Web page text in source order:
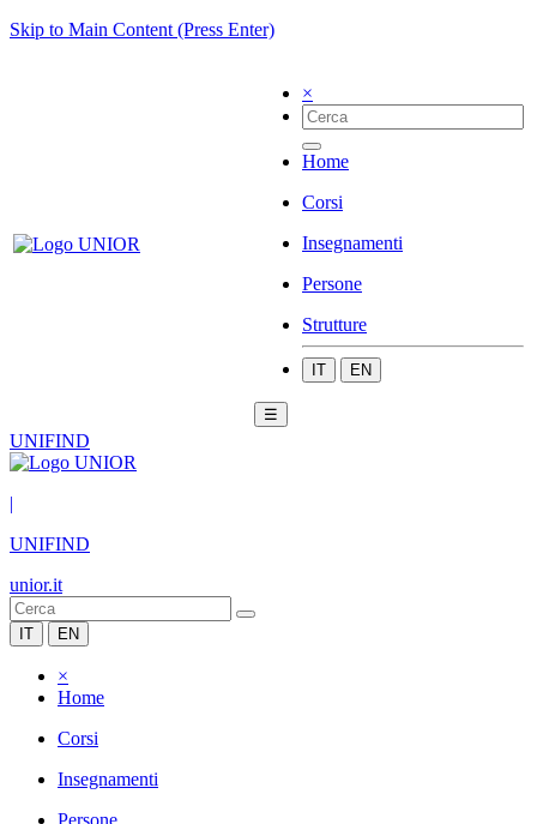
Skip to Main Content (Press Enter)
×
Home
Corsi
Insegnamenti
Persone
Strutture
IT EN
☰
UNIFIND
|
UNIFIND
unior.it
IT EN
×
Home
Corsi
Insegnamenti
Persone